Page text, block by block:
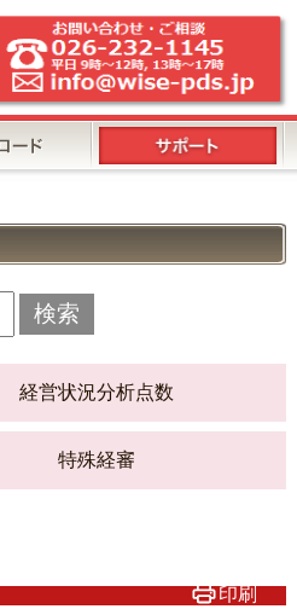
検索
経営状況分析点数
特殊経審
印刷